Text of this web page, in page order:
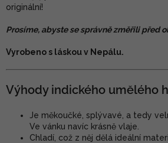
originální!
Prosíme, abyste se správně změřili před
Vyrobeno s láskou v Nepálu.
Výhody indického umělého
Je měkoučké, splývavé, a tedy
Ve vánku navíc krásně vlaje.
Chladí, což z něj dělá ideální